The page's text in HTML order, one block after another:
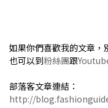
如果你們喜歡我的文章，
也可以到粉絲團跟
部落客文章連結：
http://